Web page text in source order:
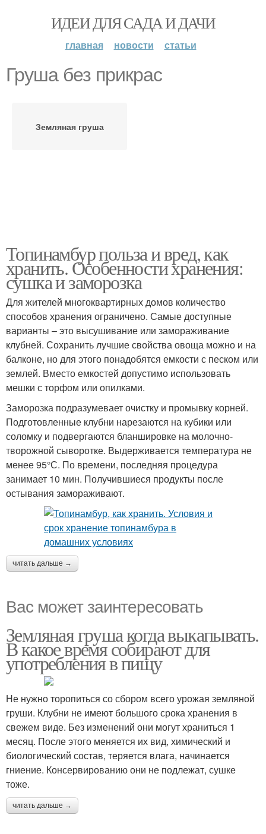
ИДЕИ ДЛЯ САДА И ДАЧИ
главная новости статьи
Груша без прикрас
Земляная груша
Топинамбур польза и вред, как
хранить. Особенности хранения:
сушка и заморозка
Для жителей многоквартирных домов количество
способов хранения ограничено. Самые доступные
варианты – это высушивание или замораживание
клубней. Сохранить лучшие свойства овоща можно и на
балконе, но для этого понадобятся емкости с песком или
землей. Вместо емкостей допустимо использовать
мешки с торфом или опилками.
Заморозка подразумевает очистку и промывку корней.
Подготовленные клубни нарезаются на кубики или
соломку и подвергаются бланшировке на молочно-
творожной сыворотке. Выдерживается температура не
менее 95°С. По времени, последняя процедура
занимает 10 мин. Получившиеся продукты после
остывания замораживают.
читать дальше →
Вас может заинтересовать
Земляная груша когда выкапывать.
В какое время собирают для
употребления в пищу
Не нужно торопиться со сбором всего урожая земляной
груши. Клубни не имеют большого срока хранения в
свежем виде. Без изменений они могут храниться 1
месяц. После этого меняется их вид, химический и
биологический состав, теряется влага, начинается
гниение. Консервированию они не подлежат, сушке
тоже.
читать дальше →